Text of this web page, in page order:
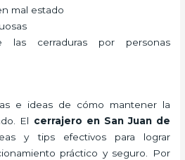
mal estado
las cerraduras por personas
e ideas de cómo mantener la
El cerrajero en San Juan de
y tips efectivos para lograr
práctico y seguro. Por